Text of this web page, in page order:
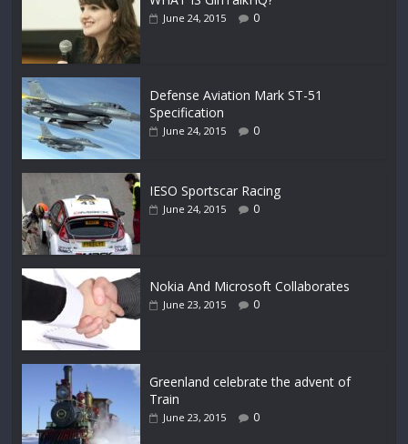
June 24, 2015 0
Defense Aviation Mark ST-51
Specification
June 24, 2015 0
IESO Sportscar Racing
June 24, 2015 0
Nokia And Microsoft Collaborates
June 23, 2015 0
Greenland celebrate the advent of
Train
June 23, 2015 0